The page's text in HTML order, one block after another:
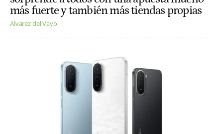
más fuerte y también más tiendas propias
Alvarez del Vayo